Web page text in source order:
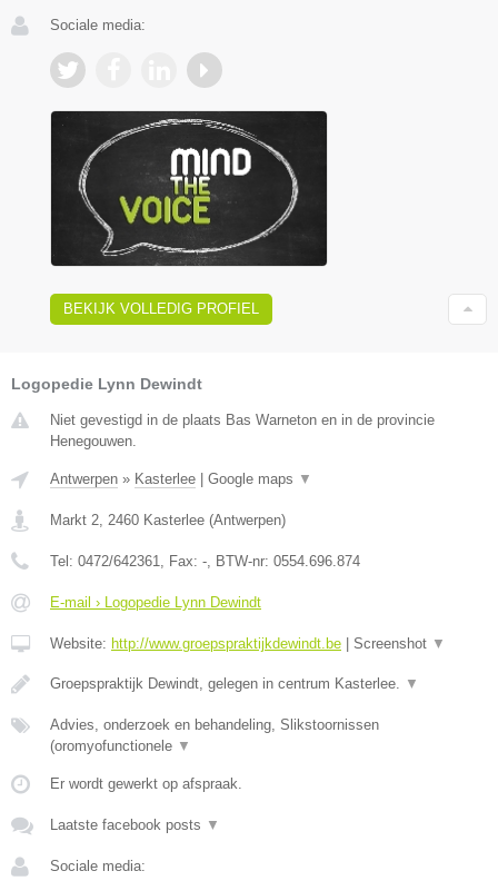
Sociale media:
BEKIJK VOLLEDIG PROFIEL
Logopedie Lynn Dewindt
Niet gevestigd in de plaats Bas Warneton en in de provincie
Henegouwen.
Antwerpen » Kasterlee | Google maps ▼
Markt 2 2460 Kasterlee (Antwerpen)
Tel: 0472/642361 , Fax: - , BTW-nr: 0554.696.874
E-mail › Logopedie Lynn Dewindt
Website: http://www.groepspraktijkdewindt.be | Screenshot ▼
Groepspraktijk Dewindt, gelegen in centrum Kasterlee. ▼
Advies, onderzoek en behandeling, Slikstoornissen
(oromyofunctionele ▼
Er wordt gewerkt op afspraak.
Laatste facebook posts ▼
Sociale media: